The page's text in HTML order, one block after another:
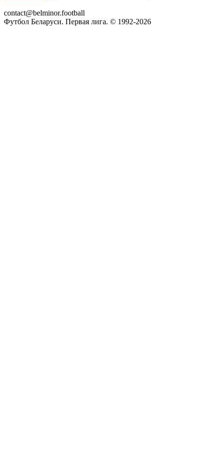
contact@belminor.football
Футбол Беларуси. Первая лига. © 1992-2026